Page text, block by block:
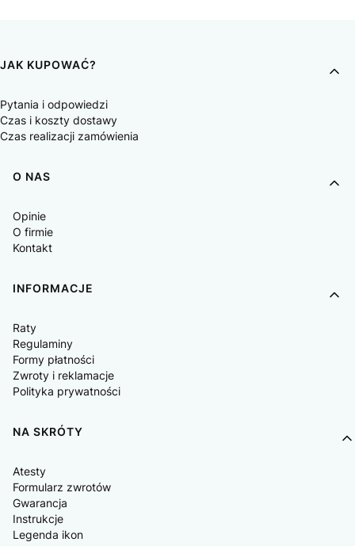
JAK KUPOWAĆ?
Pytania i odpowiedzi
Czas i koszty dostawy
Czas realizacji zamówienia
O NAS
Opinie
O firmie
Kontakt
INFORMACJE
Raty
Regulaminy
Formy płatności
Zwroty i reklamacje
Polityka prywatności
NA SKRÓTY
Atesty
Formularz zwrotów
Gwarancja
Instrukcje
Legenda ikon